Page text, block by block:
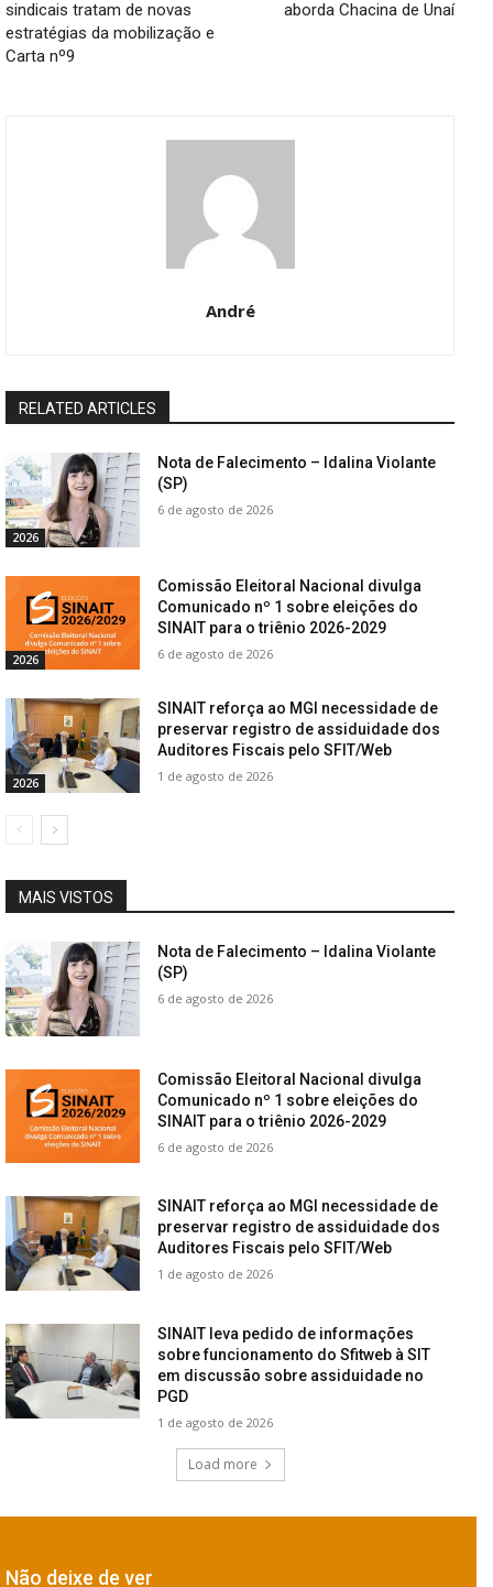
sindicais tratam de novas
estratégias da mobilização e
Carta nº9
aborda Chacina de Unaí
André
RELATED ARTICLES
2026
Nota de Falecimento – Idalina Violante
(SP)
6 de agosto de 2026
2026
Comissão Eleitoral Nacional divulga
Comunicado nº 1 sobre eleições do
SINAIT para o triênio 2026-2029
6 de agosto de 2026
2026
SINAIT reforça ao MGI necessidade de
preservar registro de assiduidade dos
Auditores Fiscais pelo SFIT/Web
1 de agosto de 2026
MAIS VISTOS
Nota de Falecimento – Idalina Violante
(SP)
6 de agosto de 2026
Comissão Eleitoral Nacional divulga
Comunicado nº 1 sobre eleições do
SINAIT para o triênio 2026-2029
6 de agosto de 2026
SINAIT reforça ao MGI necessidade de
preservar registro de assiduidade dos
Auditores Fiscais pelo SFIT/Web
1 de agosto de 2026
SINAIT leva pedido de informações
sobre funcionamento do Sfitweb à SIT
em discussão sobre assiduidade no
PGD
1 de agosto de 2026
Load more
Não deixe de ver